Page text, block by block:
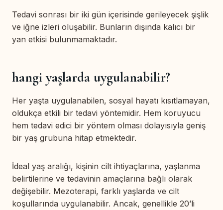
Tedavi sonrası bir iki gün içerisinde gerileyecek şişlik
ve iğne izleri oluşabilir. Bunların dışında kalıcı bir
yan etkisi bulunmamaktadır.
hangi yaşlarda uygulanabilir?
Her yaşta uygulanabilen, sosyal hayatı kısıtlamayan,
oldukça etkili bir tedavi yöntemidir. Hem koruyucu
hem tedavi edici bir yöntem olması dolayısıyla geniş
bir yaş grubuna hitap etmektedir.
İdeal yaş aralığı, kişinin cilt ihtiyaçlarına, yaşlanma
belirtilerine ve tedavinin amaçlarına bağlı olarak
değişebilir. Mezoterapi, farklı yaşlarda ve cilt
koşullarında uygulanabilir. Ancak, genellikle 20’li